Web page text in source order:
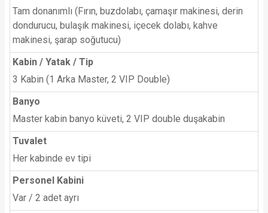
Tam donanımlı (Fırın, buzdolabı, çamaşır makinesi, derin
dondurucu, bulaşık makinesi, içecek dolabı, kahve
makinesi, şarap soğutucu)
Kabin / Yatak / Tip
3 Kabin (1 Arka Master, 2 VIP Double)
Banyo
Master kabin banyo küveti, 2 VIP double duşakabin
Tuvalet
Her kabinde ev tipi
Personel Kabini
Var / 2 adet ayrı